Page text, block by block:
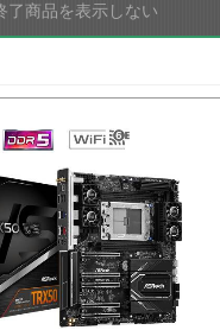
了商品を表示しない